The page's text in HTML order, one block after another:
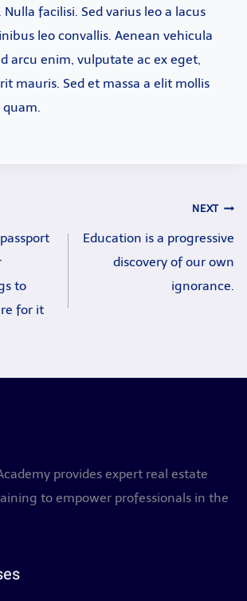
facilisi. Sed varius leo a lacus
leo convallis. Aenean vehicula
arcu enim, vulputate ac ex eget,
mauris. Sed et massa a elit mollis
to
for it
NEXT
Education is a progressive
discovery of our own
ignorance.
provides expert real estate
to empower professionals in the